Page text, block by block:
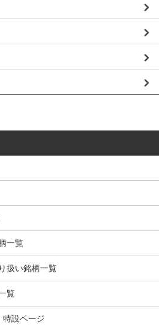
一覧
扱い銘柄一覧
覧
設ページ